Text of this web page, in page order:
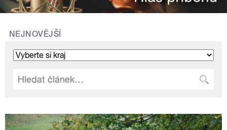
NEJNOVĚJŠÍ